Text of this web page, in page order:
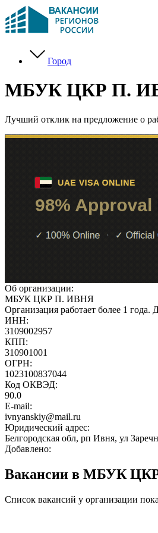
Город
МБУК ЦКР П.
Лучший отклик на предложение о
Об организации:
МБУК ЦКР П. ИВНЯ
Организация работает более 1 года.
ИНН:
3109002957
КПП:
310901001
ОГРН:
1023100837044
Код ОКВЭД:
90.0
E-mail:
ivnyanskiy@mail.ru
Юридический адрес:
Белгородская обл, рп Ивня, ул
Добавлено:
Вакансии в МБУК
Список вакансий у организации